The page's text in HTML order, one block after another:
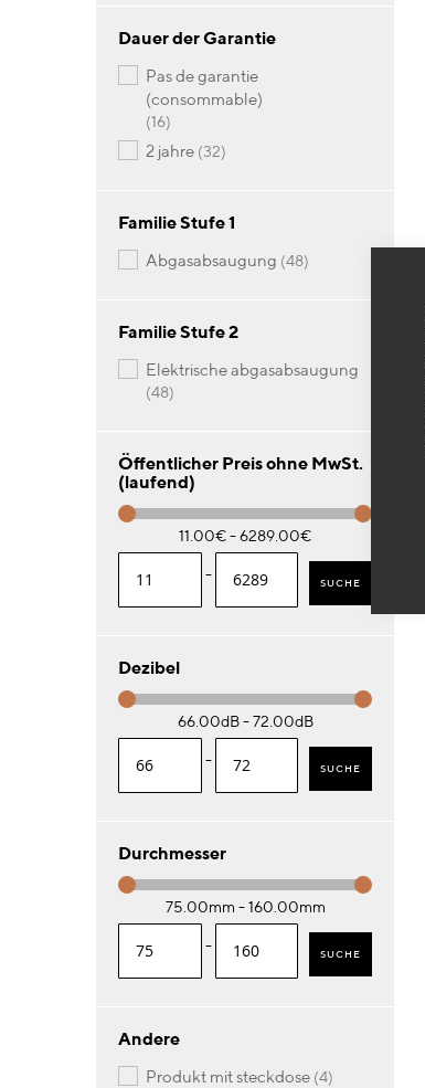
Dauer der Garantie
pas de garantie
(consommable)
16Artikel
2 jahre 32Artikel
Familie Stufe 1
abgasabsaugung 48Artikel
Familie Stufe 2
elektrische abgasabsaugung
48Artikel
Öffentlicher Preis ohne MwSt.
(laufend)
11.00€ - 6289.00€
- SUCHE
Dezibel
66.00dB - 72.00dB
- SUCHE
Durchmesser
75.00mm - 160.00mm
- SUCHE
Andere
produkt mit steckdose 4Artikel